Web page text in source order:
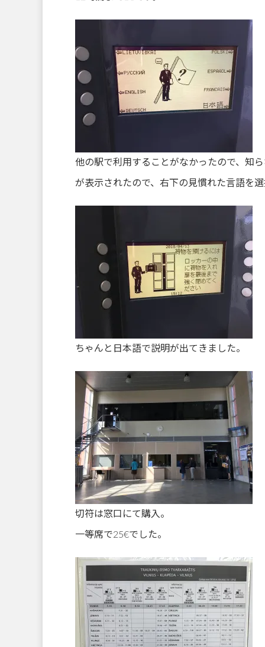
他の駅で利用することがなかったので、知
が表示されたので、右下の見慣れた言語を
ちゃんと日本語で説明が出てきました。
切符は窓口にて購入。
一等席で25€でした。